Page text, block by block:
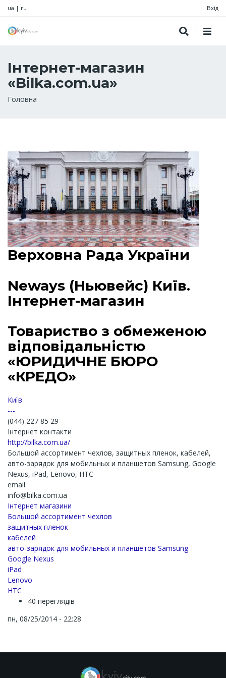
ua | ru Вхід
Інтернет-магазин
«Bilka.com.ua»
Рядок
Головна
Верховна Рада України
Neways (Ньювейс) Київ.
Інтернет-магазин
Товариство з обмеженою
відповідальністю
«ЮРИДИЧНЕ БЮРО
«КРЕДО»
Київ
---
(044) 227 85 29
Інтернет контакти
http://bilka.com.ua/
Большой ассортимент чехлов, защитных пленок, кабелей,
авто-зарядок для мобильных и планшетов Samsung, Google
Nexus, iPad, Lenovo, HTC
email
info@bilka.com.ua
Інтернет магазини
Большой ассортимент чехлов
защитных пленок
кабелей
авто-зарядок для мобильных и планшетов Samsung
Google Nexus
iPad
Lenovo
HTC
40 переглядів
пн, 08/25/2014 - 22:28